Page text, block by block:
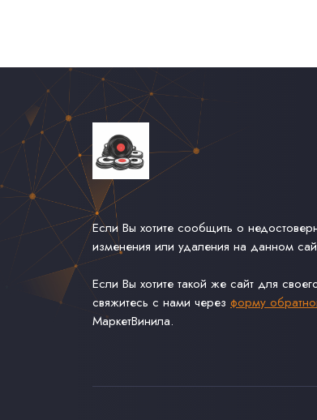
Если Вы хотите сообщить о
изменения или удаления на данном
Если Вы хотите такой же сайт для
свяжитесь с нами через форму
МаркетВинила.